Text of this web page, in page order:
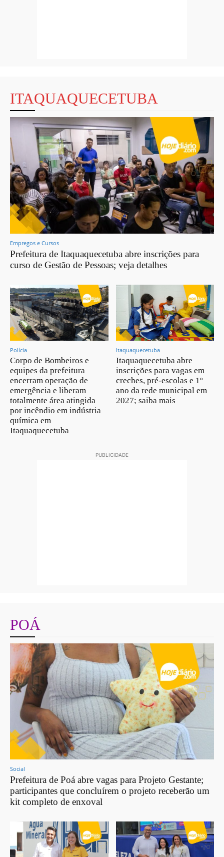
ITAQUAQUECETUBA
Empregos e Cursos
Prefeitura de Itaquaquecetuba abre inscrições para
curso de Gestão de Pessoas; veja detalhes
Polícia
Corpo de Bombeiros e
equipes da prefeitura
encerram operação de
emergência e liberam
totalmente área atingida
por incêndio em indústria
química em
Itaquaquecetuba
Itaquaquecetuba
Itaquaquecetuba abre
inscrições para vagas em
creches, pré-escolas e 1º
ano da rede municipal em
2027; saiba mais
PUBLICIDADE
POÁ
Social
Prefeitura de Poá abre vagas para Projeto Gestante;
participantes que concluírem o projeto receberão um
kit completo de enxoval